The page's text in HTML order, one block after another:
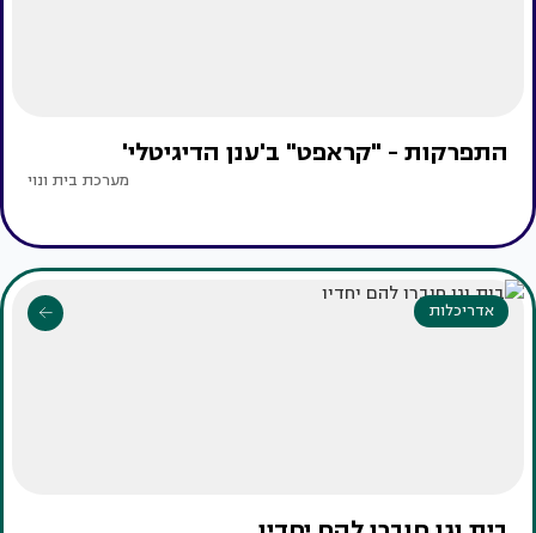
התפרקות - "קראפט" ב'ענן הדיגיטלי'
מערכת בית ונוי
אדריכלות